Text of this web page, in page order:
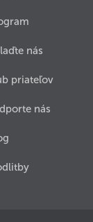
nás
priateľov
nás